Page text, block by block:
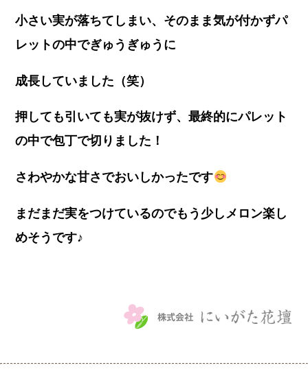
小さい実が落ちてしまい、そのまま気が付かずパ
レットの中でぎゅうぎゅうに
成長していました（笑）
押しても引いても実が抜けず、最終的にパレット
の中で包丁で切りました！
さわやかな甘さでおいしかったです
まだまだ実をつけているのでもう少しメロン楽し
めそうです♪